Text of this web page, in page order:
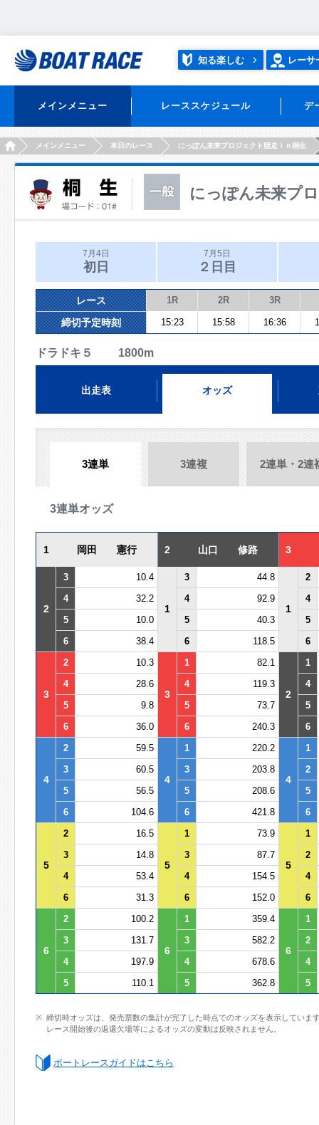
知る楽しむ レーサ
メインメニュー レーススケジュール デ
HOMEメインメニュー 本日のレース にっぽん未来プロジェクト競走ｉｎ桐生
にっぽん未来プ
7月4日
初日
7月5日
２日目
レース 1R 2R 3R
締切予定時刻 15:23 15:58 16:36
ドラドキ５ 1800m
出走表 オッズ
3連単 3連複 2連単・2連
3連単オッズ
1 岡田 憲行 2 山口 修路 3
2
3 10.4
1
3 44.8
1
2
4
32.2 4 92.9
4
5
10.0 5 40.3
5
6
38.4 6 118.5 6
3
2 10.3
3
1 82.1
2
1
4
28.6 4 119.3
4
5
9.8 5 73.7
5
6
36.0 6 240.3 6
4
2 59.5
4
1 220.2
4
1
3
60.5 3 203.8
2
5
56.5 5 208.6
5
6
104.6 6 421.8 6
5
2 16.5
5
1 73.9
5
1
3
14.8 3 87.7
2
4
53.4 4 154.5
4
6
31.3 6 152.0 6
6
2 100.2
6
1 359.4
6
1
3
131.7 3 582.2
2
4
197.9 4 678.6
4
5
110.1 5 362.8 5
締切時オッズは、発売票数の集計が完了した時点でのオッズを表示していま
レース開始後の返還欠場等によるオッズの変動は反映されません。
ボートレースガイドはこちら